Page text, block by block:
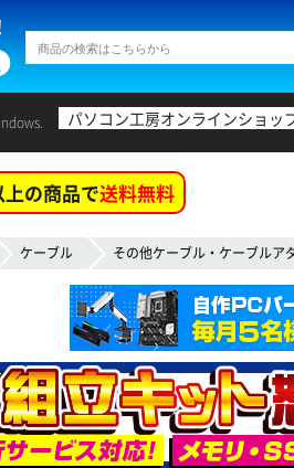
パソコン工房オンラインショッ
の商品で送料無料
ケーブル その他ケーブル・ケーブルア